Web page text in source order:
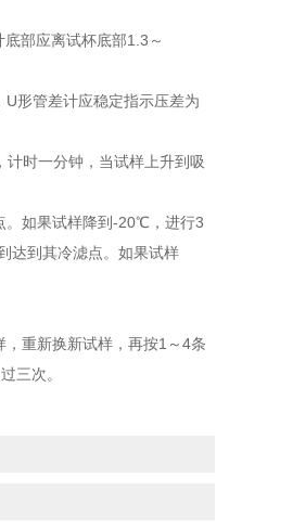
部应离试杯底部1.3～
形管差计应稳定指示压差为
时一分钟，当试样上升到吸
如果试样降到-20℃，进行3
达到其冷滤点。如果试样
重新换新试样，再按1～4条
三次。